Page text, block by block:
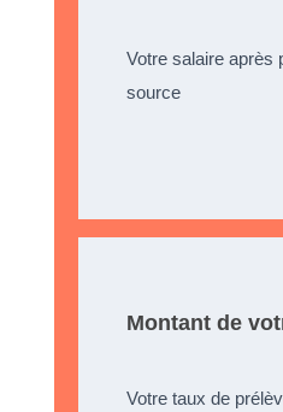
Votre salaire après
source
Montant de
Votre taux de